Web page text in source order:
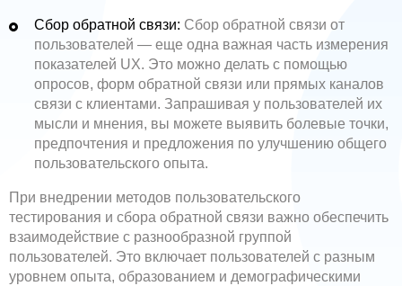
Сбор обратной связи: Сбор обратной связи от
пользователей — еще одна важная часть измерения
показателей UX. Это можно делать с помощью
опросов, форм обратной связи или прямых каналов
связи с клиентами. Запрашивая у пользователей их
мысли и мнения, вы можете выявить болевые точки,
предпочтения и предложения по улучшению общего
пользовательского опыта.
При внедрении методов пользовательского
тестирования и сбора обратной связи важно обеспечить
взаимодействие с разнообразной группой
пользователей. Это включает пользователей с разным
уровнем опыта, образованием и демографическими